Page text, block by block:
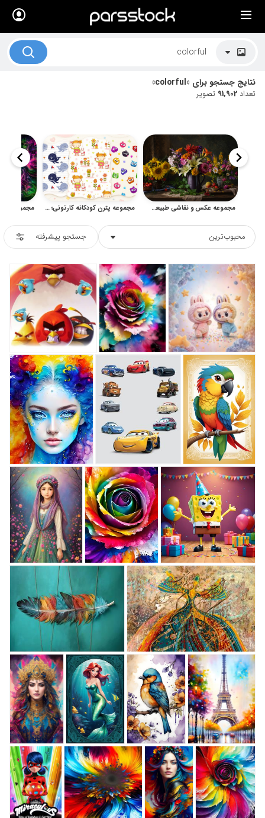
نتایج جستجو برای «colorful»
تعداد 91,902 تصویر
مجموعه عکس و نقاشی طبیعت بی‌جان گل و گلدان مجموعه پترن کودکانه کارتونی؛ الگوهای بدون درز شاد
محبوب‌ترین جستجو پیشرفته
× لیست قیمت ها
موضوعات تصاویر
هنرمندان ایرانی
کسب درآمد از فروش تصاویر
021 28428845
تماس با ما
بلاگ پارس استاک